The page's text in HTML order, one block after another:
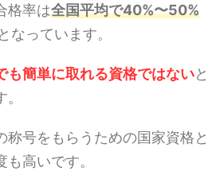
格率は全国平均で40%〜50%
なっています。
も簡単に取れる資格ではないと
称号をもらうための国家資格と
高いです。